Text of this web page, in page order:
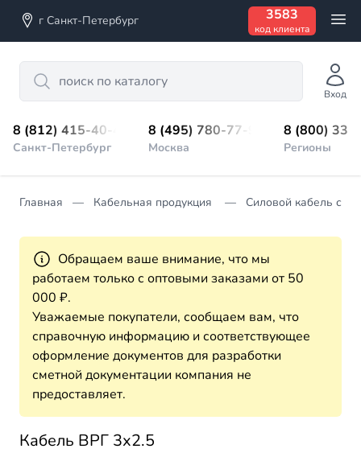
г Санкт-Петербург 3583
код клиента
Search
Вход
8 (812) 415-40-45
Санкт-Петербург
8 (495) 780-77-98
Москва
8 (800)
Регионы
Главная Кабельная продукция Силовой кабель с
Обращаем ваше внимание, что мы
работаем только с оптовыми заказами от 50
000 ₽.
Уважаемые покупатели, сообщаем вам, что
справочную информацию и соответствующее
оформление документов для разработки
сметной документации компания не
предоставляет.
Кабель ВРГ 3х2.5